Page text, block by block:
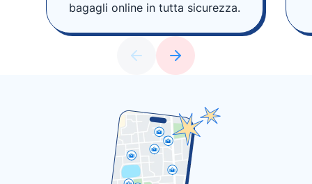
bagagli online in tutta sicurezza.